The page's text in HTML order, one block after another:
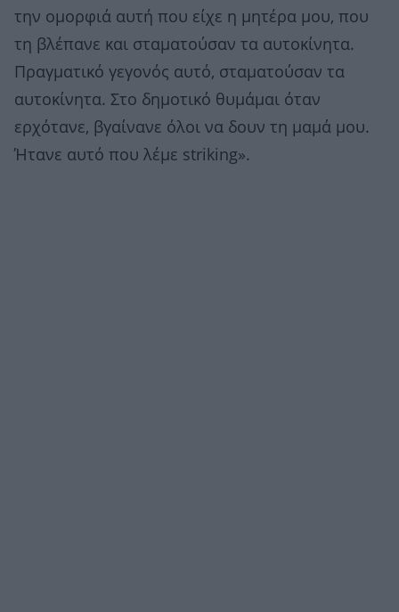
την ομορφιά αυτή που είχε η μητέρα μου, που
τη βλέπανε και σταματούσαν τα αυτοκίνητα.
Πραγματικό γεγονός αυτό, σταματούσαν τα
αυτοκίνητα. Στο δημοτικό θυμάμαι όταν
ερχότανε, βγαίνανε όλοι να δουν τη μαμά μου.
Ήτανε αυτό που λέμε striking».